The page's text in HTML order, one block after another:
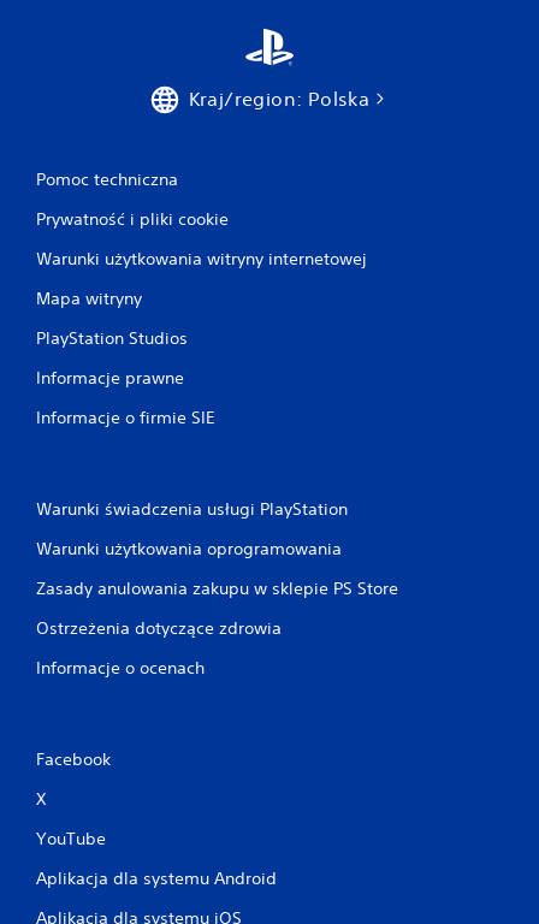
Kraj/region: Polska
Pomoc techniczna
Prywatność i pliki cookie
Warunki użytkowania witryny internetowej
Mapa witryny
PlayStation Studios
Informacje prawne
Informacje o firmie SIE
Warunki świadczenia usługi PlayStation
Warunki użytkowania oprogramowania
Zasady anulowania zakupu w sklepie PS Store
Ostrzeżenia dotyczące zdrowia
Informacje o ocenach
Facebook
X
YouTube
Aplikacja dla systemu Android
Aplikacja dla systemu iOS